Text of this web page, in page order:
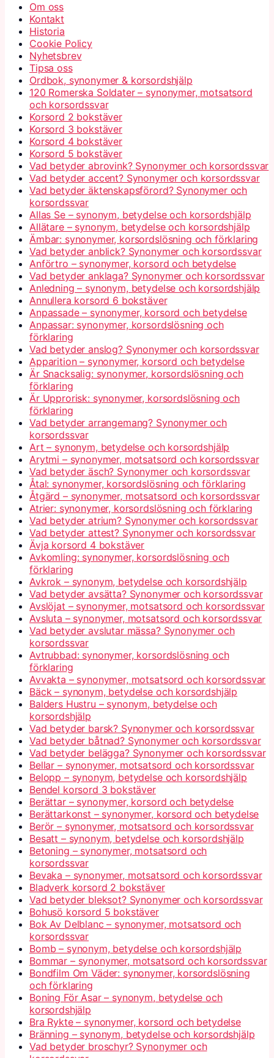
Om oss
Kontakt
Historia
Cookie Policy
Nyhetsbrev
Tipsa oss
Ordbok, synonymer & korsordshjälp
120 Romerska Soldater – synonymer, motsatsord
och korsordssvar
Korsord 2 bokstäver
Korsord 3 bokstäver
Korsord 4 bokstäver
Korsord 5 bokstäver
Vad betyder abrovink? Synonymer och korsordssvar
Vad betyder accent? Synonymer och korsordssvar
Vad betyder äktenskapsförord? Synonymer och
korsordssvar
Allas Se – synonym, betydelse och korsordshjälp
Allätare – synonym, betydelse och korsordshjälp
Ämbar: synonymer, korsordslösning och förklaring
Vad betyder anblick? Synonymer och korsordssvar
Anförtro – synonymer, korsord och betydelse
Vad betyder anklaga? Synonymer och korsordssvar
Anledning – synonym, betydelse och korsordshjälp
Annullera korsord 6 bokstäver
Anpassade – synonymer, korsord och betydelse
Anpassar: synonymer, korsordslösning och
förklaring
Vad betyder anslog? Synonymer och korsordssvar
Apparition – synonymer, korsord och betydelse
Är Snacksalig: synonymer, korsordslösning och
förklaring
Är Upprorisk: synonymer, korsordslösning och
förklaring
Vad betyder arrangemang? Synonymer och
korsordssvar
Art – synonym, betydelse och korsordshjälp
Arytmi – synonymer, motsatsord och korsordssvar
Vad betyder äsch? Synonymer och korsordssvar
Åtal: synonymer, korsordslösning och förklaring
Åtgärd – synonymer, motsatsord och korsordssvar
Atrier: synonymer, korsordslösning och förklaring
Vad betyder atrium? Synonymer och korsordssvar
Vad betyder attest? Synonymer och korsordssvar
Ävja korsord 4 bokstäver
Avkomling: synonymer, korsordslösning och
förklaring
Avkrok – synonym, betydelse och korsordshjälp
Vad betyder avsätta? Synonymer och korsordssvar
Avslöjat – synonymer, motsatsord och korsordssvar
Avsluta – synonymer, motsatsord och korsordssvar
Vad betyder avslutar mässa? Synonymer och
korsordssvar
Avtrubbad: synonymer, korsordslösning och
förklaring
Avvakta – synonymer, motsatsord och korsordssvar
Bäck – synonym, betydelse och korsordshjälp
Balders Hustru – synonym, betydelse och
korsordshjälp
Vad betyder barsk? Synonymer och korsordssvar
Vad betyder båtnad? Synonymer och korsordssvar
Vad betyder belägga? Synonymer och korsordssvar
Bellar – synonymer, motsatsord och korsordssvar
Belopp – synonym, betydelse och korsordshjälp
Bendel korsord 3 bokstäver
Berättar – synonymer, korsord och betydelse
Berättarkonst – synonymer, korsord och betydelse
Berör – synonymer, motsatsord och korsordssvar
Besatt – synonym, betydelse och korsordshjälp
Betoning – synonymer, motsatsord och
korsordssvar
Bevaka – synonymer, motsatsord och korsordssvar
Bladverk korsord 2 bokstäver
Vad betyder bleksot? Synonymer och korsordssvar
Bohusö korsord 5 bokstäver
Bok Av Delblanc – synonymer, motsatsord och
korsordssvar
Bomb – synonym, betydelse och korsordshjälp
Bommar – synonymer, motsatsord och korsordssvar
Bondfilm Om Väder: synonymer, korsordslösning
och förklaring
Boning För Asar – synonym, betydelse och
korsordshjälp
Bra Rykte – synonymer, korsord och betydelse
Bränning – synonym, betydelse och korsordshjälp
Vad betyder broschyr? Synonymer och